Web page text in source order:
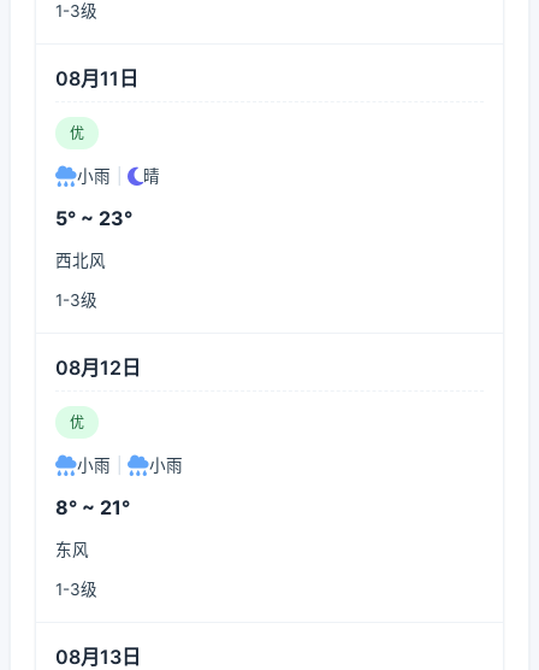
1-3级
08月11日
优
小雨 晴
5° ~ 23°
西北风
1-3级
08月12日
优
小雨 小雨
8° ~ 21°
东风
1-3级
08月13日